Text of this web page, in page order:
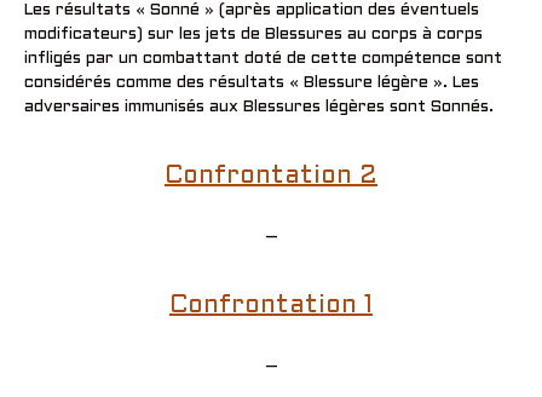
Les résultats « Sonné » (après application des éventuels
modificateurs) sur les jets de Blessures au corps à corps
infligés par un combattant doté de cette compétence sont
considérés comme des résultats « Blessure légère ». Les
adversaires immunisés aux Blessures légères sont Sonnés.
Confrontation 2
–
Confrontation 1
–